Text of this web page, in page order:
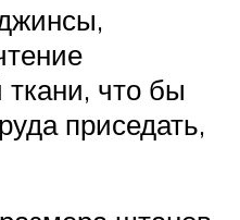
ткани, что бы
приседать,